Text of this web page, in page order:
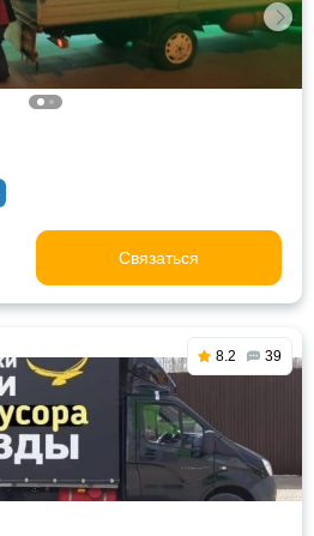
Связаться
8.2 39